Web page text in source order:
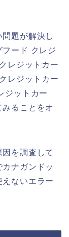
題が解決し
ード クレジ
レジットカー
レジットカー
ジットカー
ることをオ
を調査して
ナガンドッ
ないエラー